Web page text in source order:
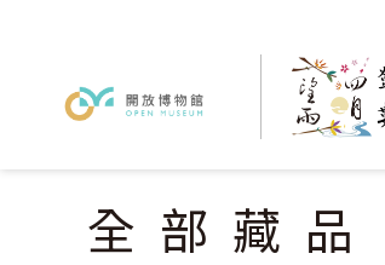
您在這裡
全部藏品